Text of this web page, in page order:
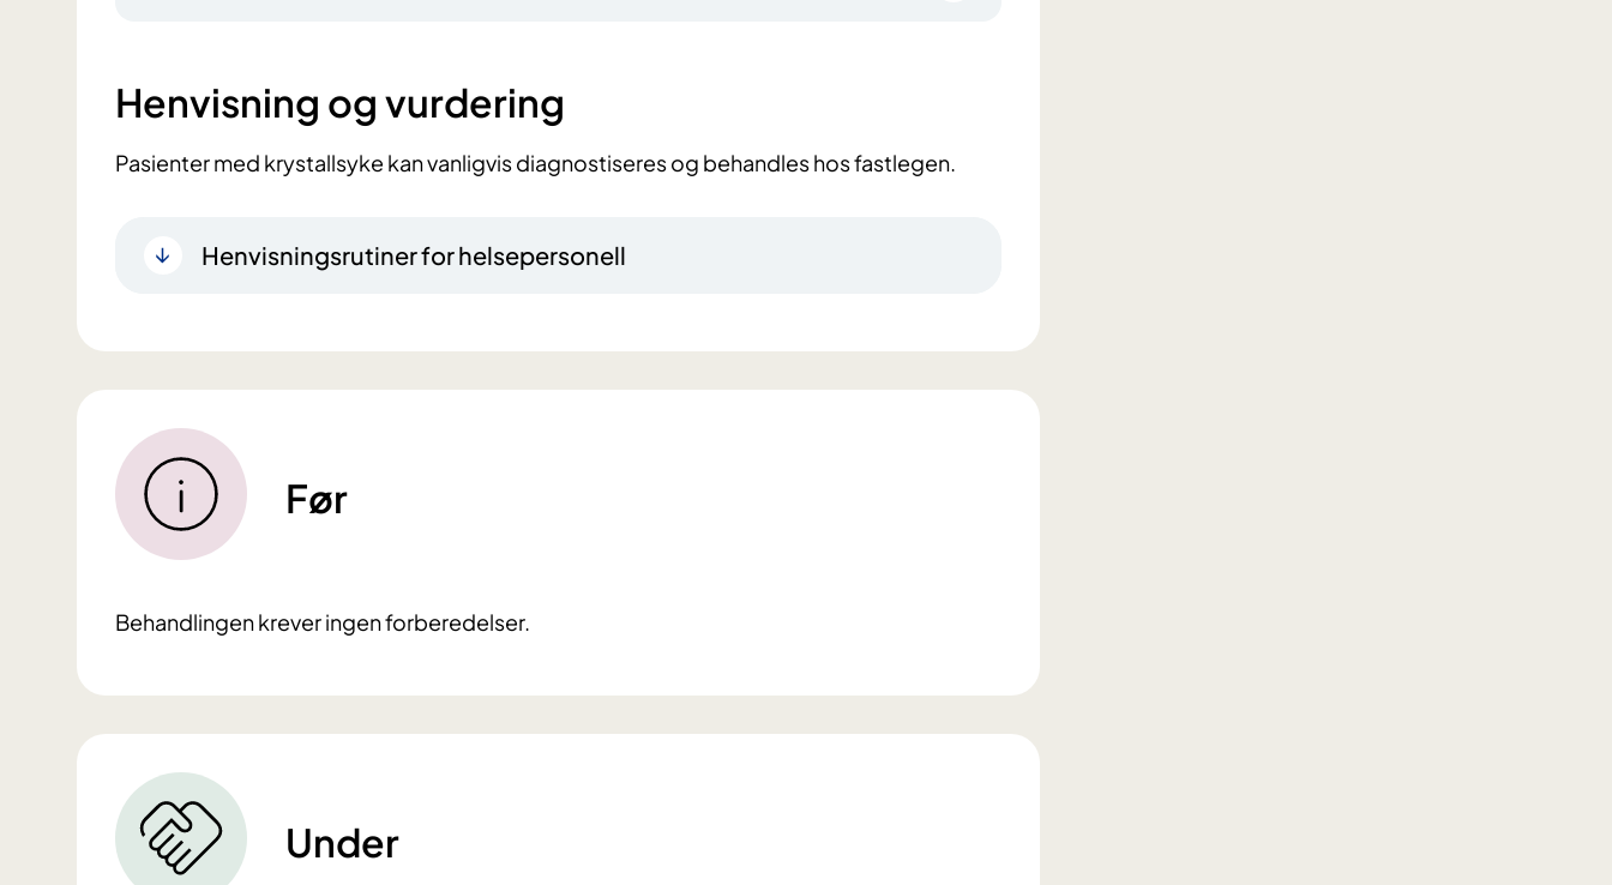
Henvisning og vurdering
Pasienter med krystallsyke kan vanligvis diagnostiseres og behandles hos fastlegen.
Henvisningsrutiner for helsepersonell
Før
Behandlingen krever ingen forberedelser.
Under